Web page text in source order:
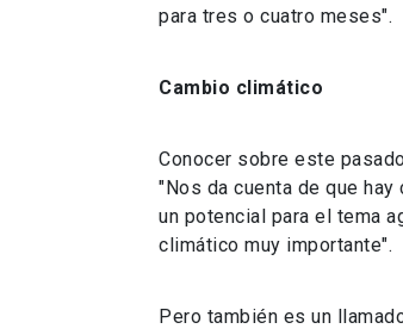
para tres o cuatro meses".
Cambio climático
Conocer sobre este
"Nos da cuenta de que
un potencial para el tema
climático muy importante".
Pero también es un